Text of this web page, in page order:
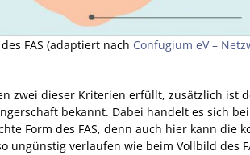
FAS (adaptiert nach Confugium eV –
zwei dieser Kriterien erfüllt, zusätzlich ist
bekannt. Dabei handelt es sich
Form des FAS, denn auch hier kann die
ungünstig verlaufen wie beim Vollbild des